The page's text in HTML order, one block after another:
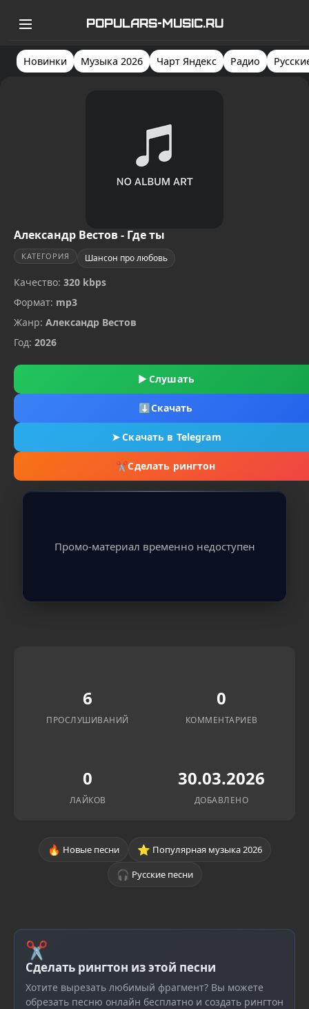
POPULARS-MUSIC.RU
Новинки Музыка 2026 Чарт Яндекс Радио
Александр Вестов - Где ты
КАТЕГОРИЯ Шансон про любовь
Качество: 320 kbps
Формат: mp3
Жанр: Александр Вестов
Год: 2026
▶ Слушать
⬇Скачать
➤Скачать в Telegram
✂Сделать рингтон
Промо-материал временно недоступен
6
ПРОСЛУШИВАНИЙ
0
КОММЕНТАРИЕВ
0
ЛАЙКОВ
30.03.2026
ДОБАВЛЕНО
🔥 Новые песни ⭐ Популярная музыка 2026
🎧 Русские песни
✂
Сделать рингтон из этой песни
Хотите вырезать любимый фрагмент? Вы можете
обрезать песню онлайн бесплатно и создать рингтон